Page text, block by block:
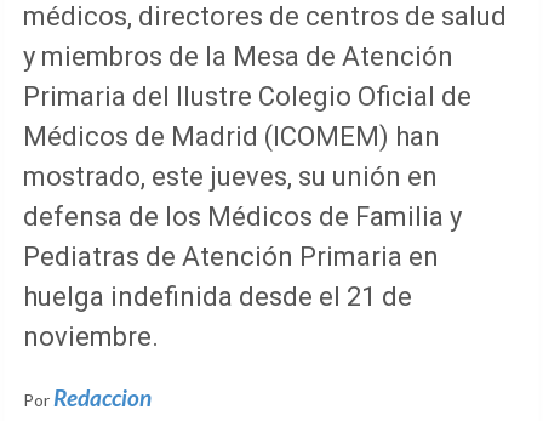
médicos, directores de centros de salud
y miembros de la Mesa de Atención
Primaria del Ilustre Colegio Oficial de
Médicos de Madrid (ICOMEM) han
mostrado, este jueves, su unión en
defensa de los Médicos de Familia y
Pediatras de Atención Primaria en
huelga indefinida desde el 21 de
noviembre.
Por Redaccion